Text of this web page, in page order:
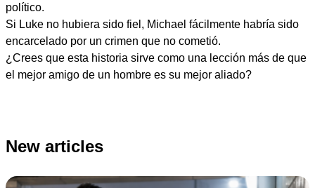
político.
Si Luke no hubiera sido fiel, Michael fácilmente habría sido
encarcelado por un crimen que no cometió.
¿Crees que esta historia sirve como una lección más de que
el mejor amigo de un hombre es su mejor aliado?
New articles